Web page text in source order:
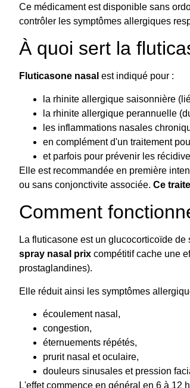
Ce médicament est disponible sans
contrôler les symptômes allergiques
À quoi sert la
Fluticasone nasal est indiqué pour :
la rhinite allergique saisonnière
la rhinite allergique perannuelle
les inflammations nasales
en complément d'un traitement
et parfois pour prévenir les
Elle est recommandée en première
ou sans conjonctivite associée. Ce
Comment
La fluticasone est un glucocorticoïde
spray nasal prix compétitif cache une
prostaglandines).
Elle réduit ainsi les symptômes
écoulement nasal,
congestion,
éternuements répétés,
prurit nasal et oculaire,
douleurs sinusales et pression
L'effet commence en général en 6 à 12